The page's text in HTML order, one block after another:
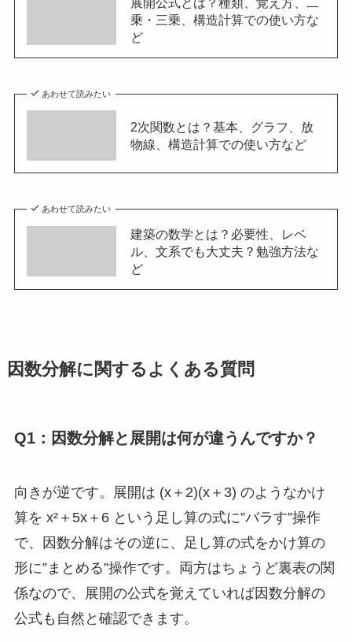
乗・三乗、構造計算での使い方な
ど
あわせて読みたい
2次関数とは？基本、グラフ、放
物線、構造計算での使い方など
あわせて読みたい
建築の数学とは？必要性、レベ
ル、文系でも大丈夫？勉強方法な
ど
因数分解に関するよくある質問
Q1：因数分解と展開は何が違うんですか？
向きが逆です。展開は (x＋2)(x＋3) のようなかけ
算を x²＋5x＋6 という足し算の式に”バラす”操作
で、因数分解はその逆に、足し算の式をかけ算の
形に”まとめる”操作です。両方はちょうど裏表の関
係なので、展開の公式を覚えていれば因数分解の
公式も自然と確認できます。